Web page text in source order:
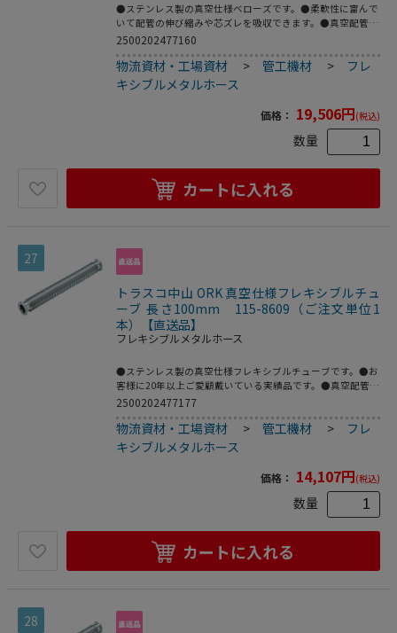
●ステンレス製の真空仕様ベローズです。●柔軟性に富んで
いて配管の伸び縮みや芯ズレを吸収できます。●真空配管
用。●全長(mm)：80●フランジサイズ：NW25●適合流
力：FV～大気圧●使用温度範囲：-196～150℃(シール材の
耐熱温度により異なる)●Heリーク試験：1.33×10[[の-10
乗]]Pa・[[Ｍ3]]/sec以下●フレキ部：ステンレス
(SUS316L)●フランジ部：ステンレス(SUS316L)
2500202477160
物流資材・工場資材 >管工機材 > フレ
キシブルメタルホース
価格： 19,506円(税込)
数量
カートに入れる
27
トラスコ中山 ORK 真空仕様フレキシブルチュ
ーブ 長さ100mm 115-8609（ご注文単位1
本）【直送品】
フレキシブルメタルホース
●ステンレス製の真空仕様フレキシブルチューブです。●お
客様に20年以上ご愛顧戴いている実績品です。●真空配管
用。●全長(mm)：100●フランジサイズ：NW40●適合流
力：FV～大気圧●使用温度範囲：-196～150℃(シール材の
耐熱温度により異なる)●Heリーク試験：1.33×10[[の-10
乗]]Pa・[[Ｍ3]]/sec以下●フレキ部：ステンレス
(SUS316L)●フランジ部：ステンレス(SUS316L)
2500202477177
物流資材・工場資材 >管工機材 > フレ
キシブルメタルホース
価格： 14,107円(税込)
数量
カートに入れる
28